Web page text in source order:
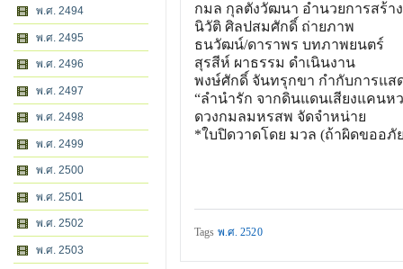
พ.ศ. 2494
พ.ศ. 2495
พ.ศ. 2496
พ.ศ. 2497
พ.ศ. 2498
พ.ศ. 2499
พ.ศ. 2500
พ.ศ. 2501
พ.ศ. 2502
พ.ศ. 2503
กมล กุลตังวัฒนา อำนวยการสร้าง
นิวัติ ศิลปสมศักดิ์ ถ่ายภาพ
ธนวัฒน์/ดาราพร บทภาพยนตร์
สุรสีห์ ผาธรรม ดำเนินงาน
พงษ์ศักดิ์ จันทรุกขา กำกับการแส
“ลำนำรัก จากดินแดนเสียงแคนห
ดวงกมลมหรสพ จัดจำหน่าย
*ใบปิดวาดโดย มวล (ถ้าผิดขออภั
Tags พ.ศ. 2520